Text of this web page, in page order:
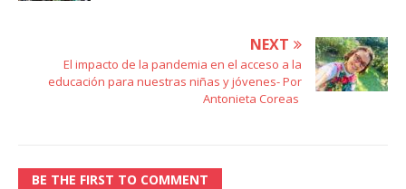
NEXT
El impacto de la pandemia en el acceso a la
educación para nuestras niñas y jóvenes- Por
Antonieta Coreas
BE THE FIRST TO COMMENT